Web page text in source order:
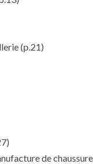
(p.21)
de